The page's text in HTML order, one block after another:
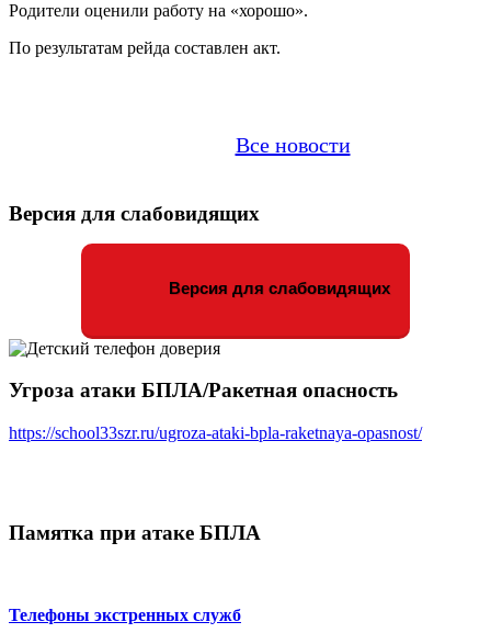
Родители оценили работу на «хорошо».
По результатам рейда составлен акт.
Все новости
Версия для слабовидящих
Версия для слабовидящих
Угроза атаки БПЛА/Ракетная опасность
https://school33szr.ru/ugroza-ataki-bpla-raketnaya-opasnost/
Памятка при атаке БПЛА
Телефоны экстренных служб